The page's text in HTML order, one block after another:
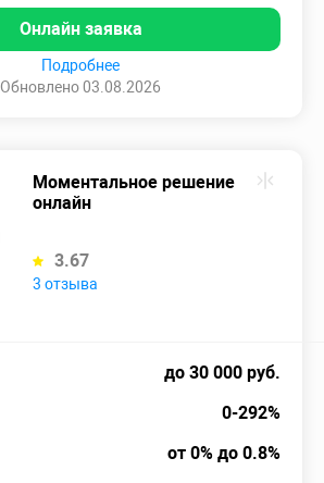
Онлайн заявка
Подробнее
Обновлено 03.08.2026
Моментальное решение
онлайн
3.67
3 отзыва
до 30 000 руб.
0-292%
от 0% до 0.8%